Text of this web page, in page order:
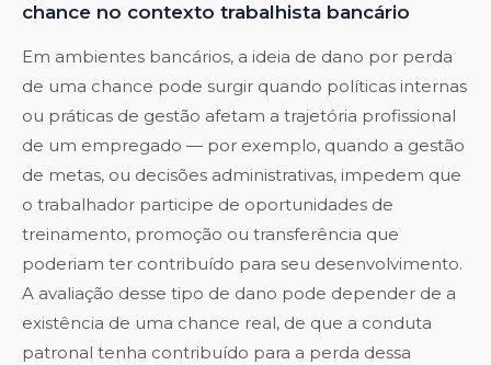
chance no contexto trabalhista bancário
Em ambientes bancários, a ideia de dano por perda
de uma chance pode surgir quando políticas internas
ou práticas de gestão afetam a trajetória profissional
de um empregado — por exemplo, quando a gestão
de metas, ou decisões administrativas, impedem que
o trabalhador participe de oportunidades de
treinamento, promoção ou transferência que
poderiam ter contribuído para seu desenvolvimento.
A avaliação desse tipo de dano pode depender de a
existência de uma chance real, de que a conduta
patronal tenha contribuído para a perda dessa